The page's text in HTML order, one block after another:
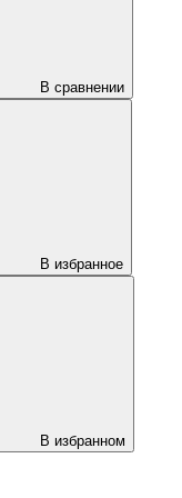
В сравнении
В избранное
В избранном